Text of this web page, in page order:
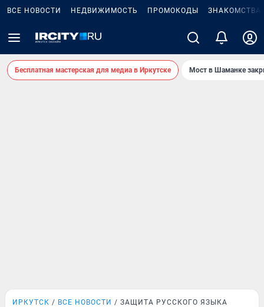
ВСЕ НОВОСТИ НЕДВИЖИМОСТЬ ПРОМОКОДЫ ЗНАКОМСТВА
Бесплатная мастерская для медиа в Иркутске Мост в Шаманке
ИРКУТСК ВСЕ НОВОСТИ ЗАЩИТА РУССКОГО ЯЗЫКА